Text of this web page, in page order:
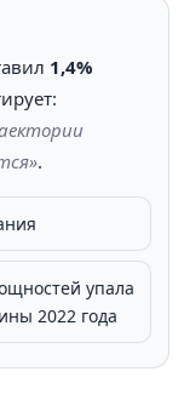
1,4%
.
упала
2022 года